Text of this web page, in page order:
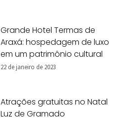
Grande Hotel Termas de
Araxá: hospedagem de luxo
em um patrimônio cultural
22 de janeiro de 2023
Atrações gratuitas no Natal
Luz de Gramado